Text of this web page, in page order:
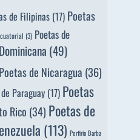
de Filipinas (17) Poetas
(3) Poetas de
(49)
Poetas de Nicaragua (36)
Paraguay (17) Poetas
Rico (34) Poetas de
(113) Porfirio Barba